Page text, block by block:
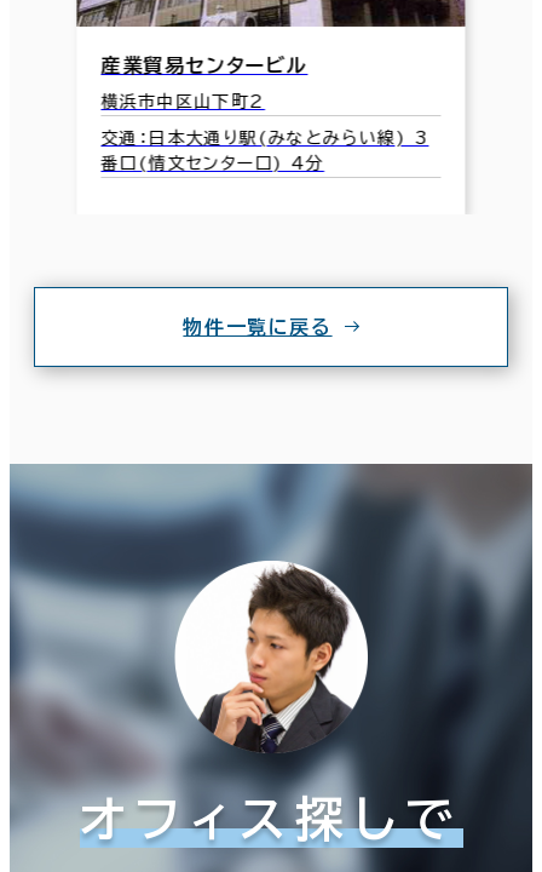
産業貿易センタービル
横浜市中区山下町2
交通：日本大通り駅(みなとみらい線) 3
番口(情文センター口) 4分
物件一覧に戻る
オフィス探しで